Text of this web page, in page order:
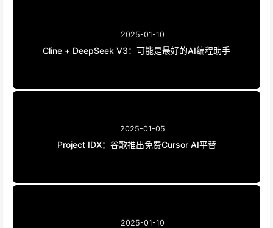
2025-01-10
Cline + DeepSeek V3：可能是最好的AI编程助手
2025-01-05
Project IDX：谷歌推出免费Cursor AI平替
2025-01-10